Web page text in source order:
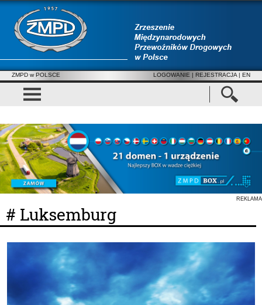
ZMPD w POLSCE LOGOWANIE | REJESTRACJA | EN
REKLAMA
# Luksemburg